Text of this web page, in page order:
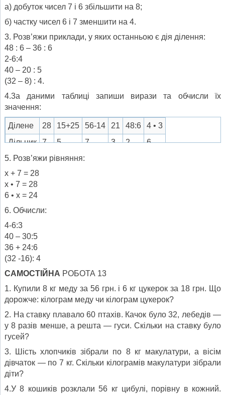
а) добуток чисел 7 і 6 збільшити на 8;
б) частку чисел 6 і 7 зменшити на 4.
3. Розв’яжи приклади, у яких останньою є дія ділення:
48 : 6 – 36 : 6
2-6:4
40 – 20 : 5
(32 – 8) : 4.
4.3а даними таблиці запиши вирази та обчисли їх
значення:
Ділене 28 15+25 56-14 21 48:6
4 • 3
Дільник
7 5 7 3 2
6
5. Розв’яжи рівняння:
х + 7 = 28
х • 7 = 28
6 • х = 24
6. Обчисли:
4-6:3
40 – 30:5
36 + 24:6
(32 -16): 4
САМОСТІЙНА РОБОТА 13
1. Купили 8 кг меду за 56 грн. і 6 кг цукерок за 18 грн. Що
дорожче: кілограм меду чи кілограм цукерок?
2. На ставку плавало 60 птахів. Качок було 32, лебедів —
у 8 разів менше, а решта — гуси. Скільки на ставку було
гусей?
3. Шість хлопчиків зібрали по 8 кг макулатури, а вісім
дівчаток — по 7 кг. Скільки кілограмів макулатури зібрали
діти?
4.У 8 кошиків розклали 56 кг цибулі, порівну в кожний.